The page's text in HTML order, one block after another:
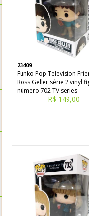
23409
Funko Pop Television
Ross Geller série 2 vinyl
número 702 TV series
R$ 149,00